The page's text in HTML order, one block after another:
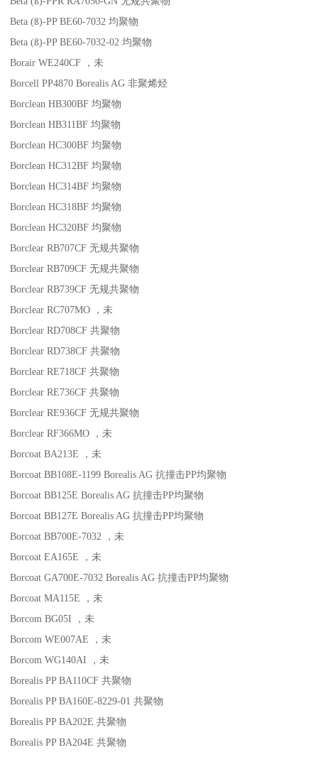
Beta (ß)-PP BE60-7032 均聚物
Beta (ß)-PP BE60-7032-02 均聚物
Borair WE240CF
，未
Borcell PP4870 Borealis AG 非聚烯烃
Borclean HB300BF 均聚物
Borclean HB311BF 均聚物
Borclean HC300BF 均聚物
Borclean HC312BF 均聚物
Borclean HC314BF 均聚物
Borclean HC318BF 均聚物
Borclean HC320BF 均聚物
Borclear RB707CF 无规共聚物
Borclear RB709CF 无规共聚物
Borclear RB739CF 无规共聚物
Borclear RC707MO
，未
Borclear RD708CF 共聚物
Borclear RD738CF 共聚物
Borclear RE718CF 共聚物
Borclear RE736CF 共聚物
Borclear RE936CF 无规共聚物
Borclear RF366MO
，未
Borcoat BA213E
，未
Borcoat BB108E-1199 Borealis AG 抗撞击PP均聚物
Borcoat BB125E Borealis AG 抗撞击PP均聚物
Borcoat BB127E Borealis AG 抗撞击PP均聚物
Borcoat BB700E-7032
，未
Borcoat EA165E
，未
Borcoat GA700E-7032 Borealis AG 抗撞击PP均聚物
Borcoat MA115E
，未
Borcom BG05I
，未
Borcom WE007AE
，未
Borcom WG140AI
，未
Borealis PP BA110CF 共聚物
Borealis PP BA160E-8229-01 共聚物
Borealis PP BA202E 共聚物
Borealis PP BA204E 共聚物